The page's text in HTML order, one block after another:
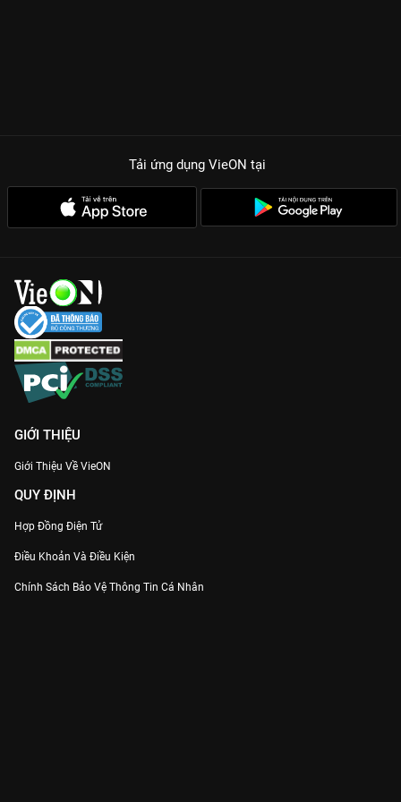
Tải ứng dụng VieON tại
GIỚI THIỆU
Giới Thiệu Về VieON
QUY ĐỊNH
Hợp Đồng Điện Tử
Điều Khoản Và Điều Kiện
Chính Sách Bảo Vệ Thông Tin Cá Nhân